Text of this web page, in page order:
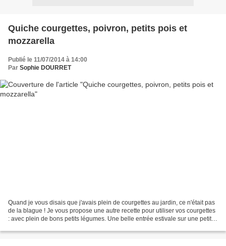
Quiche courgettes, poivron, petits pois et
mozzarella
Publié le 11/07/2014 à 14:00
Par Sophie DOURRET
Quand je vous disais que j'avais plein de courgettes au jardin, ce n'était pas
de la blague ! Je vous propose une autre recette pour utiliser vos courgettes
: avec plein de bons petits légumes. Une belle entrée estivale sur une petite